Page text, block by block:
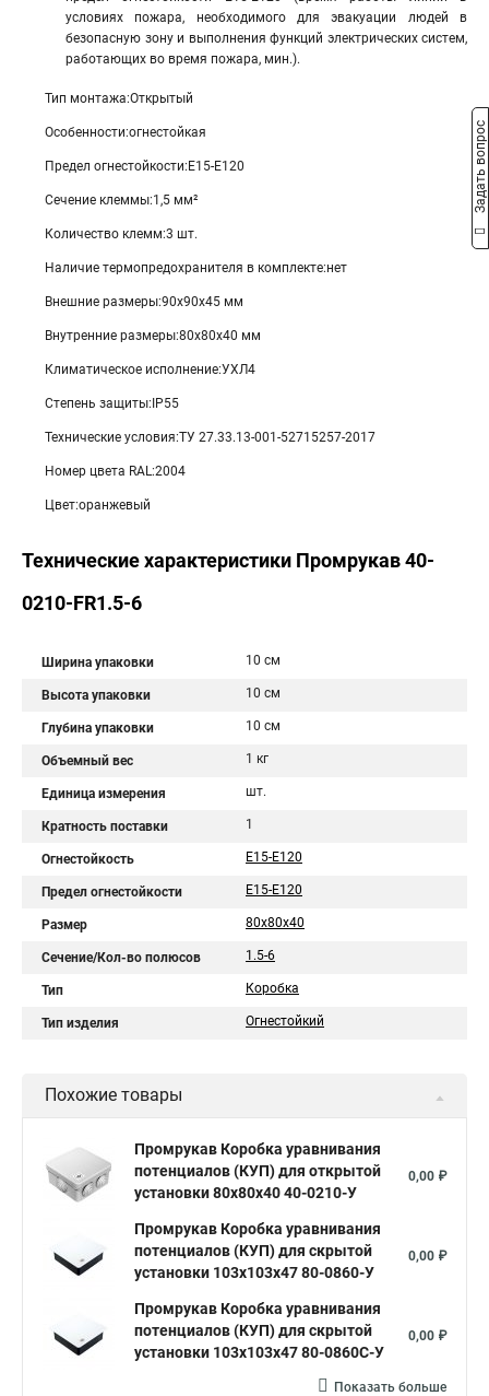
условиях пожара, необходимого для эвакуации людей в
безопасную зону и выполнения функций электрических систем,
работающих во время пожара, мин.).
Тип монтажа:Открытый
Особенности:огнестойкая
Предел огнестойкости:Е15-Е120
Сечение клеммы:1,5 мм²
Количество клемм:3 шт.
Наличие термопредохранителя в комплекте:нет
Внешние размеры:90х90х45 мм
Внутренние размеры:80х80х40 мм
Климатическое исполнение:УХЛ4
Степень защиты:IP55
Технические условия:ТУ 27.33.13-001-52715257-2017
Номер цвета RAL:2004
Цвет:оранжевый
Технические характеристики Промрукав 40-
0210-FR1.5-6
Ширина упаковки 10 см
Высота упаковки 10 см
Глубина упаковки 10 см
Объемный вес 1 кг
Единица измерения шт.
Кратность поставки 1
Огнестойкость Е15-Е120
Предел огнестойкости Е15-Е120
Размер 80х80х40
Сечение/Кол-во полюсов 1.5-6
Тип Коробка
Тип изделия Огнестойкий
Похожие товары
Промрукав Коробка уравнивания
потенциалов (КУП) для открытой
установки 80х80х40 40-0210-У
0,00 ₽
Промрукав Коробка уравнивания
потенциалов (КУП) для скрытой
установки 103х103х47 80-0860-У
0,00 ₽
Промрукав Коробка уравнивания
потенциалов (КУП) для скрытой
установки 103х103х47 80-0860С-У
0,00 ₽
Показать больше
Задать вопрос